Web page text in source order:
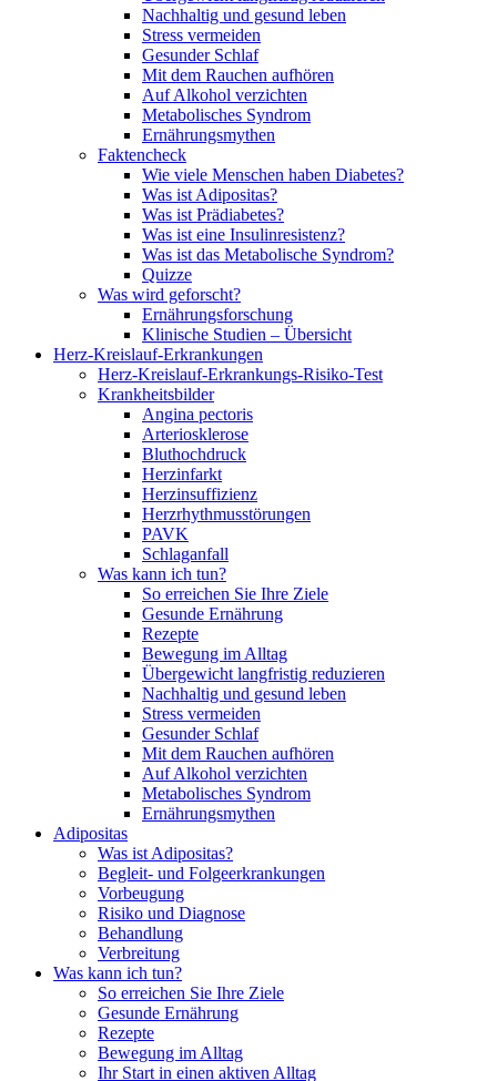
Nachhaltig und gesund leben
Stress vermeiden
Gesunder Schlaf
Mit dem Rauchen aufhören
Auf Alkohol verzichten
Metabolisches Syndrom
Ernährungsmythen
Faktencheck
Wie viele Menschen haben Diabetes?
Was ist Adipositas?
Was ist Prädiabetes?
Was ist eine Insulinresistenz?
Was ist das Metabolische Syndrom?
Quizze
Was wird geforscht?
Ernährungsforschung
Klinische Studien – Übersicht
Herz-Kreislauf-Erkrankungen
Herz-Kreislauf-Erkrankungs-Risiko-Test
Krankheitsbilder
Angina pectoris
Arteriosklerose
Bluthochdruck
Herzinfarkt
Herzinsuffizienz
Herzrhythmusstörungen
PAVK
Schlaganfall
Was kann ich tun?
So erreichen Sie Ihre Ziele
Gesunde Ernährung
Rezepte
Bewegung im Alltag
Übergewicht langfristig reduzieren
Nachhaltig und gesund leben
Stress vermeiden
Gesunder Schlaf
Mit dem Rauchen aufhören
Auf Alkohol verzichten
Metabolisches Syndrom
Ernährungsmythen
Adipositas
Was ist Adipositas?
Begleit- und Folgeerkrankungen
Vorbeugung
Risiko und Diagnose
Behandlung
Verbreitung
Was kann ich tun?
So erreichen Sie Ihre Ziele
Gesunde Ernährung
Rezepte
Bewegung im Alltag
Ihr Start in einen aktiven Alltag